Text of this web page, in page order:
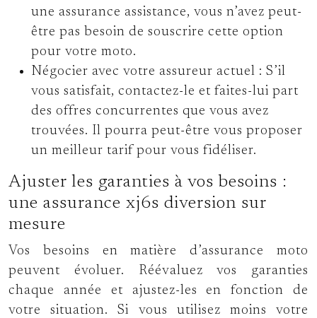
une assurance assistance, vous n’avez peut-
être pas besoin de souscrire cette option
pour votre moto.
Négocier avec votre assureur actuel : S’il
vous satisfait, contactez-le et faites-lui part
des offres concurrentes que vous avez
trouvées. Il pourra peut-être vous proposer
un meilleur tarif pour vous fidéliser.
Ajuster les garanties à vos besoins :
une assurance xj6s diversion sur
mesure
Vos besoins en matière d’assurance moto
peuvent évoluer. Réévaluez vos garanties
chaque année et ajustez-les en fonction de
votre situation. Si vous utilisez moins votre